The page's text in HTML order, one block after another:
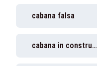
cabana falsa
cabana in constructie